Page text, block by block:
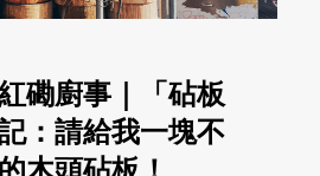
磡廚事｜「砧板
：請給我一塊不